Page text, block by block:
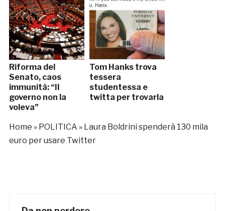
Riforma del
Senato, caos
immunità: “Il
governo non la
voleva”
Tom Hanks trova
tessera
studentessa e
twitta per trovarla
Home » POLITICA » Laura Boldrini spenderà 130 mila
euro per usare Twitter